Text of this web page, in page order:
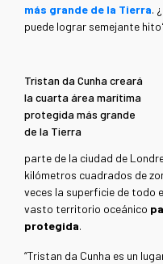
más grande de la Tierra.
puede lograr semejante
Tristan da Cunha creará
la cuarta área marítima
protegida más grande
de la Tierra
parte de la ciudad de
kilómetros cuadrados de
veces la superficie de todo
vasto territorio oceánico
protegida.
“Tristan da Cunha es un